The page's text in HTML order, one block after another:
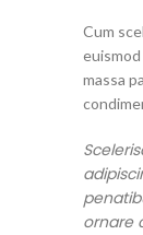
Cum
massa
ornare